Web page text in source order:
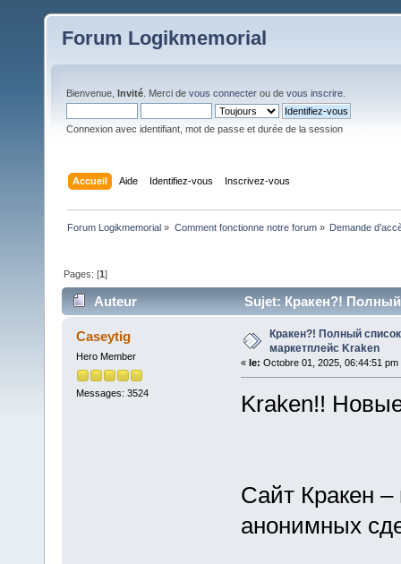
Forum Logikmemorial
Bienvenue, Invité . Merci de vous connecter ou de vous inscrire
Connexion avec identifiant, mot de passe et durée de la session
Accueil Aide Identifiez-vous Inscrivez-vous
Forum Logikmemorial » Comment fonctionne notre forum» Demande
Pages: [1]
Auteur Sujet: Кракен?!
Caseytig
Hero Member
Messages: 3524
Кракен?! Полный
маркетплейс Kraken
« le: Octobre 01, 2025, 06:44:51 pm
Kraken!!
Сайт Кракен
анонимных